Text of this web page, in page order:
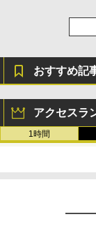
おすすめ記
アクセスラ
1時間